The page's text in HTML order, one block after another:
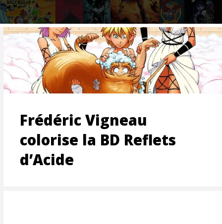
Frédéric Vigneau
colorise la BD Reflets
d’Acide